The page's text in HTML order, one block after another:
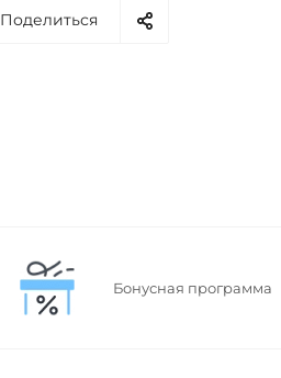
Поделиться
Бонусная программа